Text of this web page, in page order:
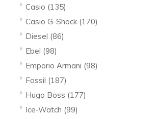
Casio (135)
Casio G-Shock (170)
Diesel (86)
Ebel (98)
Emporio Armani (98)
Fossil (187)
Hugo Boss (177)
Ice-Watch (99)